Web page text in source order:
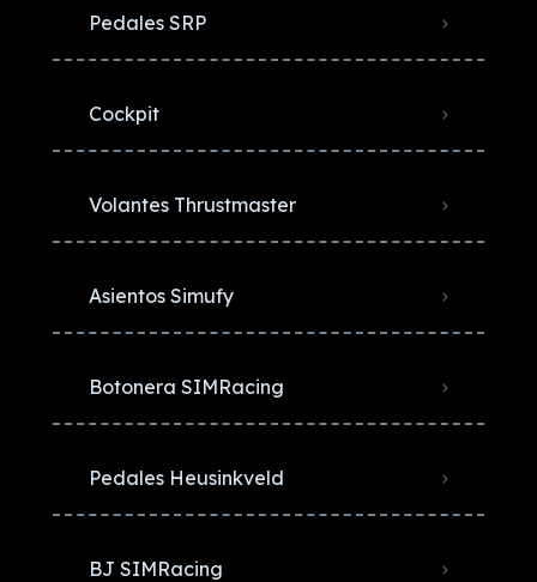
Pedales SRP
Cockpit
Volantes Thrustmaster
Asientos Simufy
Botonera SIMRacing
Pedales Heusinkveld
BJ SIMRacing